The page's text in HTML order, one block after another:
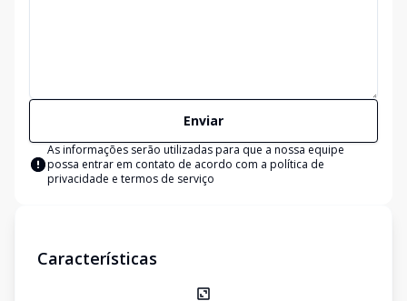
Enviar
As informações serão utilizadas para que a nossa equipe
possa entrar em contato de acordo com a política de
privacidade e termos de serviço
Características